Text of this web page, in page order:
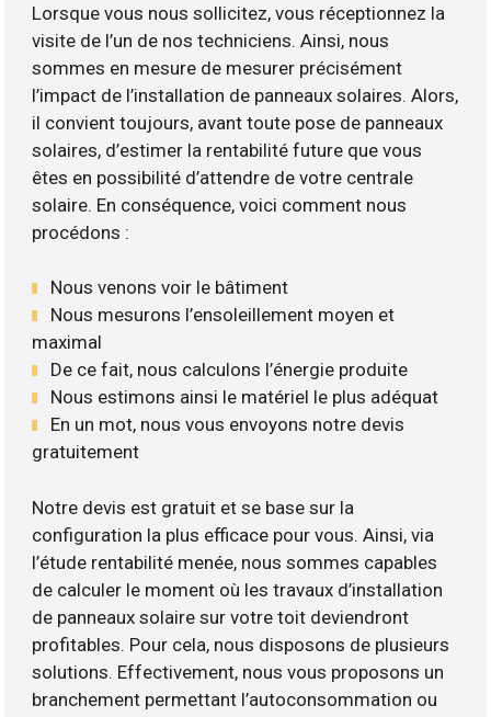
Lorsque vous nous sollicitez, vous réceptionnez la
visite de l’un de nos techniciens. Ainsi, nous
sommes en mesure de mesurer précisément
l’impact de l’installation de panneaux solaires. Alors,
il convient toujours, avant toute pose de panneaux
solaires, d’estimer la rentabilité future que vous
êtes en possibilité d’attendre de votre centrale
solaire. En conséquence, voici comment nous
procédons :
Nous venons voir le bâtiment
Nous mesurons l’ensoleillement moyen et
maximal
De ce fait, nous calculons l’énergie produite
Nous estimons ainsi le matériel le plus adéquat
En un mot, nous vous envoyons notre devis
gratuitement
Notre devis est gratuit et se base sur la
configuration la plus efficace pour vous. Ainsi, via
l’étude rentabilité menée, nous sommes capables
de calculer le moment où les travaux d’installation
de panneaux solaire sur votre toit deviendront
profitables. Pour cela, nous disposons de plusieurs
solutions. Effectivement, nous vous proposons un
branchement permettant l’autoconsommation ou